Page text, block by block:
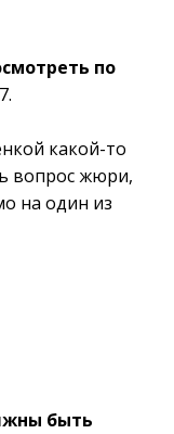
по
.
какой-то
вопрос жюри,
на один из
быть